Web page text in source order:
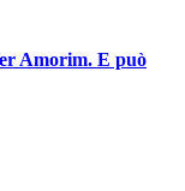
Amorim. E può